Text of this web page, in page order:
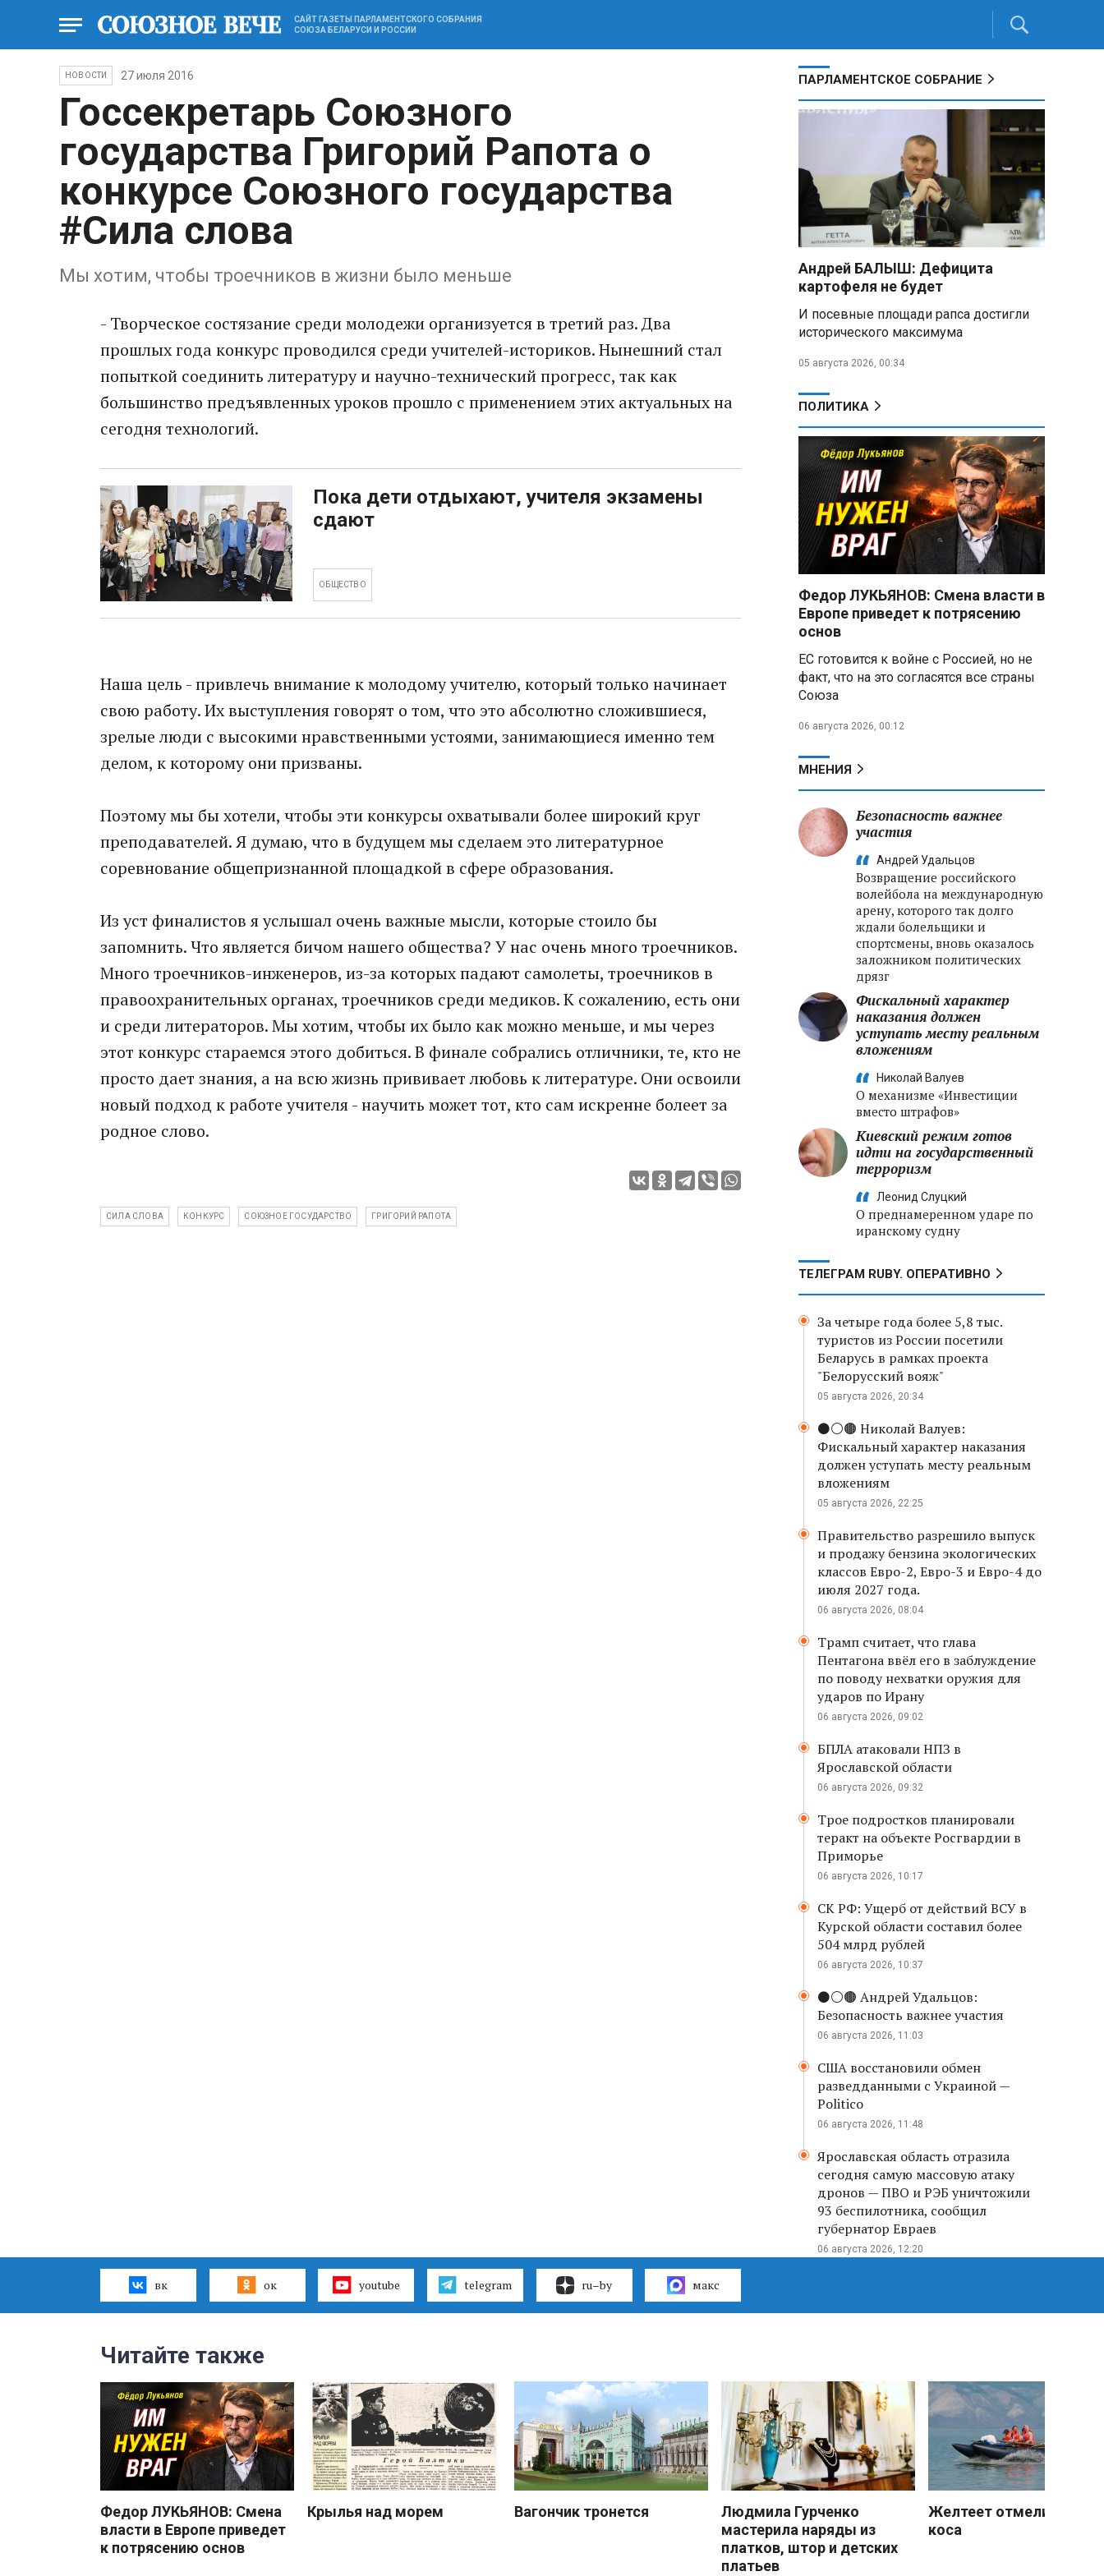
САЙТ ГАЗЕТЫ ПАРЛАМЕНТСКОГО СОБРАНИЯ
СОЮЗА БЕЛАРУСИ И РОССИИ
НОВОСТИ 27 июля 2016
Госсекретарь Союзного
государства Григорий Рапота о
конкурсе Союзного государства
#Сила слова
Мы хотим, чтобы троечников в жизни было меньше
- Творческое состязание среди молодежи организуется в третий раз. Два
прошлых года конкурс проводился среди учителей-историков. Нынешний стал
попыткой соединить литературу и научно-технический прогресс, так как
большинство предъявленных уроков прошло с применением этих актуальных на
сегодня технологий.
Пока дети отдыхают, учителя экзамены
сдают
ОБЩЕСТВО
Наша цель - привлечь внимание к молодому учителю, который только начинает
свою работу. Их выступления говорят о том, что это абсолютно сложившиеся,
зрелые люди с высокими нравственными устоями, занимающиеся именно тем
делом, к которому они призваны.
Поэтому мы бы хотели, чтобы эти конкурсы охватывали более широкий круг
преподавателей. Я думаю, что в будущем мы сделаем это литературное
соревнование общепризнанной площадкой в сфере образования.
Из уст финалистов я услышал очень важные мысли, которые стоило бы
запомнить. Что является бичом нашего общества? У нас очень много троечников.
Много троечников-инженеров, из-за которых падают самолеты, троечников в
правоохранительных органах, троечников среди медиков. К сожалению, есть они
и среди литераторов. Мы хотим, чтобы их было как можно меньше, и мы через
этот конкурс стараемся этого добиться. В финале собрались отличники, те, кто не
просто дает знания, а на всю жизнь прививает любовь к литературе. Они освоили
новый подход к работе учителя - научить может тот, кто сам искренне болеет за
родное слово.
СИЛА СЛОВА КОНКУРС СОЮЗНОЕ ГОСУДАРСТВО ГРИГОРИЙ РАПОТА
ПАРЛАМЕНТСКОЕ СОБРАНИЕ
Андрей БАЛЫШ: Дефицита
картофеля не будет
И посевные площади рапса достигли
исторического максимума
05 августа 2026, 00:34
ПОЛИТИКА
Федор ЛУКЬЯНОВ: Смена власти в
Европе приведет к потрясению
основ
ЕС готовится к войне с Россией, но не
факт, что на это согласятся все страны
Союза
06 августа 2026, 00:12
МНЕНИЯ
Безопасность важнее
участия
Андрей Удальцов
Возвращение российского
волейбола на международную
арену, которого так долго
ждали болельщики и
спортсмены, вновь оказалось
заложником политических
дрязг
Фискальный характер
наказания должен
уступать месту реальным
вложениям
Николай Валуев
О механизме «Инвестиции
вместо штрафов»
Киевский режим готов
идти на государственный
терроризм
Леонид Слуцкий
О преднамеренном ударе по
иранскому судну
ТЕЛЕГРАМ RUBY. ОПЕРАТИВНО
За четыре года более 5,8 тыс.
туристов из России посетили
Беларусь в рамках проекта
"Белорусский вояж"
05 августа 2026, 20:34
⚫️⚪️🟤 Николай Валуев:
Фискальный характер наказания
должен уступать месту реальным
вложениям
05 августа 2026, 22:25
Правительство разрешило выпуск
и продажу бензина экологических
классов Евро-2, Евро-3 и Евро-4 до
июля 2027 года.
06 августа 2026, 08:04
Трамп считает, что глава
Пентагона ввёл его в заблуждение
по поводу нехватки оружия для
ударов по Ирану
06 августа 2026, 09:02
БПЛА атаковали НПЗ в
Ярославской области
06 августа 2026, 09:32
Трое подростков планировали
теракт на объекте Росгвардии в
Приморье
06 августа 2026, 10:17
СК РФ: Ущерб от действий ВСУ в
Курской области составил более
504 млрд рублей
06 августа 2026, 10:37
⚫️⚪️🟤 Андрей Удальцов:
Безопасность важнее участия
06 августа 2026, 11:03
США восстановили обмен
разведданными с Украиной —
Politico
06 августа 2026, 11:48
Ярославская область отразила
сегодня самую массовую атаку
дронов — ПВО и РЭБ уничтожили
93 беспилотника, сообщил
губернатор Евраев
06 августа 2026, 12:20
вк ок youtube telegram ru–by макс
Читайте также
Федор ЛУКЬЯНОВ: Смена
власти в Европе приведет
к потрясению основ
Крылья над морем Вагончик тронется
Людмила Гурченко
мастерила наряды из
платков, штор и детских
платьев
Желтеет отмели
коса